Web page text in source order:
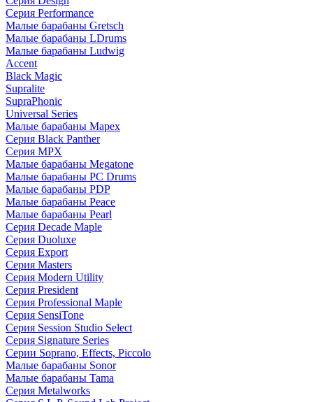
Серия Performance
Малые барабаны Gretsch
Малые барабаны LDrums
Малые барабаны Ludwig
Accent
Black Magic
Supralite
SupraPhonic
Universal Series
Малые барабаны Mapex
Серия Black Panther
Серия MPX
Малые барабаны Megatone
Малые барабаны PC Drums
Малые барабаны PDP
Малые барабаны Peace
Малые барабаны Pearl
Серия Decade Maple
Серия Duoluxe
Серия Export
Серия Masters
Серия Modern Utility
Серия President
Серия Professional Maple
Серия SensiTone
Серия Session Studio Select
Серия Signature Series
Серии Soprano, Effects, Piccolo
Малые барабаны Sonor
Малые барабаны Tama
Серия Metalworks